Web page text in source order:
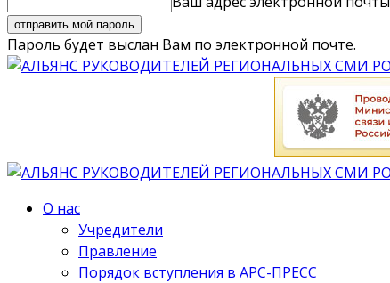
Пароль будет выслан Вам по электронной почте.
О нас
Учредители
Правление
Порядок вступления в АРС-ПРЕСС